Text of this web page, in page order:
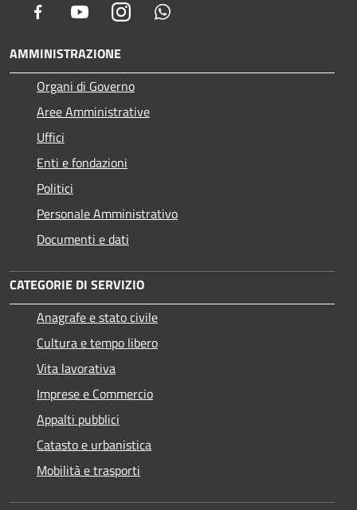
Facebook YoutubeInstagram
AMMINISTRAZIONE
Organi di Governo
Aree Amministrative
Uffici
Enti e fondazioni
Politici
Personale Amministrativo
Documenti e dati
CATEGORIE DI SERVIZIO
Anagrafe e stato civile
Cultura e tempo libero
Vita lavorativa
Imprese e Commercio
Appalti pubblici
Catasto e urbanistica
Mobilità e trasporti